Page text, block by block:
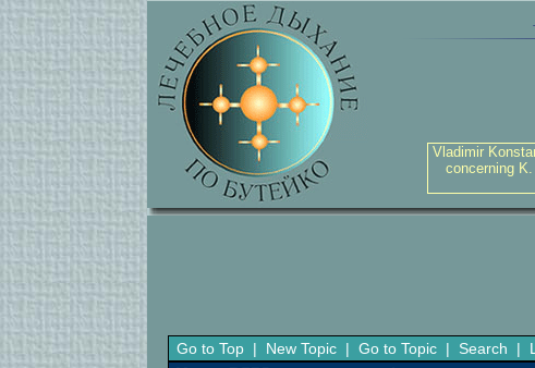
Vladimir
concerning
Go to Top | New Topic | Go to Topic | Search |